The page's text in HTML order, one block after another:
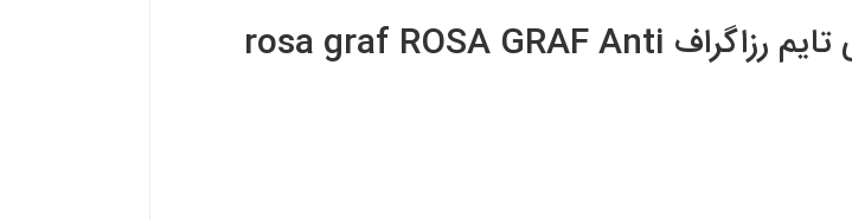
کرم ضد چروک روز و شب تی تایم رزاگراف rosa graf ROSA GRAF Anti